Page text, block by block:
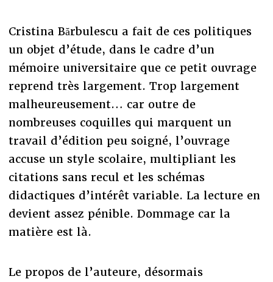
Cristina Bărbulescu a fait de ces politiques
un objet d’étude, dans le cadre d’un
mémoire universitaire que ce petit ouvrage
reprend très largement. Trop largement
malheureusement… car outre de
nombreuses coquilles qui marquent un
travail d’édition peu soigné, l’ouvrage
accuse un style scolaire, multipliant les
citations sans recul et les schémas
didactiques d’intérêt variable. La lecture en
devient assez pénible. Dommage car la
matière est là.
Le propos de l’auteure, désormais